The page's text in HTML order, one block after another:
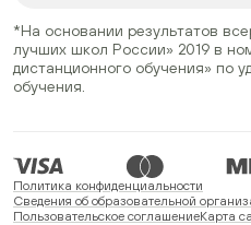
*На основании результатов
лучших школ России» 2019 в
дистанционного обучения» по
обучения.
Политика конфиденциальности
Сведения об образовательной
Пользовательское соглашениеКарта